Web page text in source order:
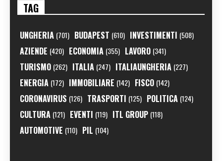
TAG
UNGHERIA (701) BUDAPEST (610) INVESTIMENTI (508)
AZIENDE (420) ECONOMIA (355) LAVORO (341)
TURISMO (262) ITALIA (247) ITALIAUNGHERIA (227)
ENERGIA (172) IMMOBILIARE (142) FISCO (142)
CORONAVIRUS (126) TRASPORTI (125) POLITICA (124)
CULTURA (121) EVENTI (119) ITL GROUP (118)
AUTOMOTIVE (110) PIL (104)